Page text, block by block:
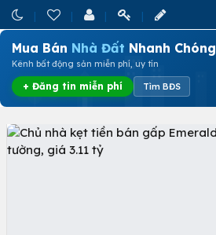
Mua Bán Nhà Đất Nhanh Chóng
Kênh bất động sản miễn phí, uy tín
+ Đăng tin miễn phí Tìm BĐS